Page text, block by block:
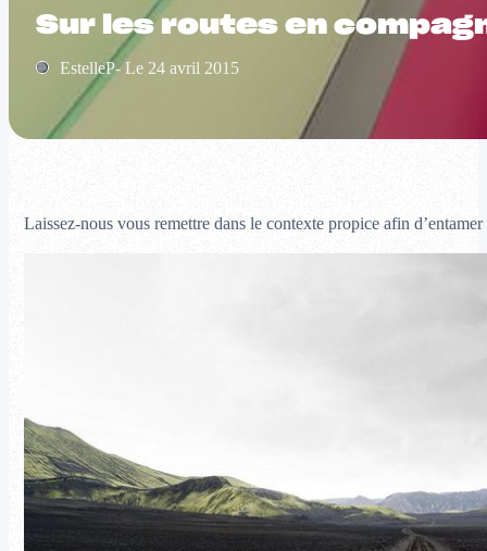
Sur les routes en
EstelleP- Le 24 avril 2015
Laissez-nous vous remettre dans le contexte propice afin